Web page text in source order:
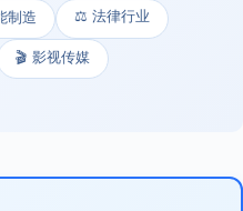
制造 ⚖️ 法律行业
🎬 影视传媒